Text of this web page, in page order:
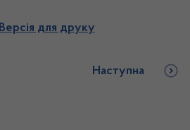
Версія для друку
Наступна